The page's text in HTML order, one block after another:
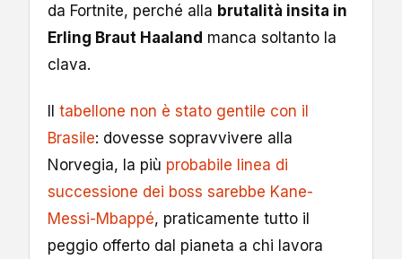
da Fortnite, perché alla brutalità insita in
Erling Braut Haaland manca soltanto la
clava.
Il tabellone non è stato gentile con il
Brasile: dovesse sopravvivere alla
Norvegia, la più probabile linea di
successione dei boss sarebbe Kane-
Messi-Mbappé, praticamente tutto il
peggio offerto dal pianeta a chi lavora